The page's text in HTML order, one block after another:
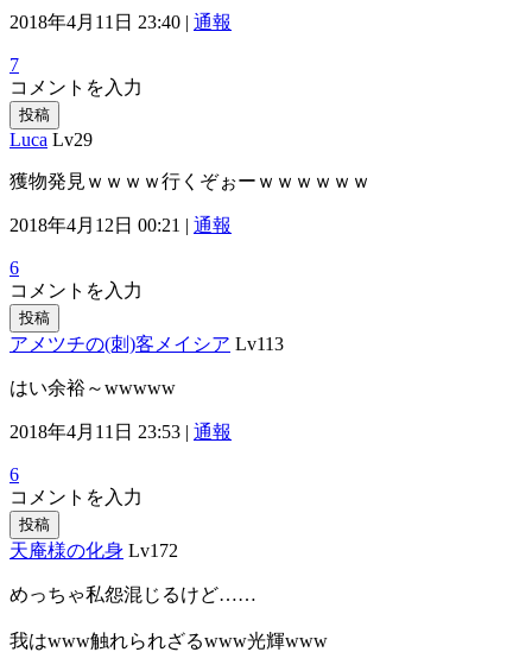
2018年4月11日 23:40 | 通報
7
コメントを入力
投稿
Luca Lv29
獲物発見ｗｗｗｗ行くぞぉーｗｗｗｗｗｗ
2018年4月12日 00:21 | 通報
6
コメントを入力
投稿
アメツチの(刺)客メイシア Lv113
はい余裕～wwwww
2018年4月11日 23:53 | 通報
6
コメントを入力
投稿
天庵様の化身 Lv172
めっちゃ私怨混じるけど……
我はwww触れられざるwww光輝www